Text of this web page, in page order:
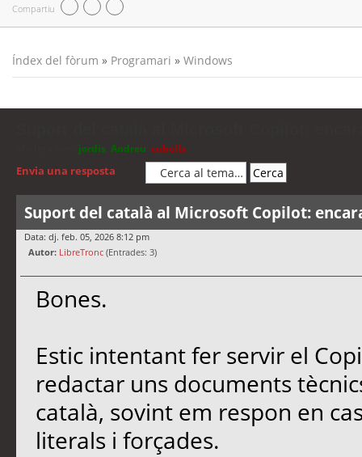
Compartiu
Índex del fòrum » Programari » Windows
jordis Andreu cubells
Envia una resposta
Suport del català al Microsoft Copilot:
Data: dj. feb. 05, 2026 8:12 pm
Autor: LibreTronc (Entrades: 3)
Bones.
Estic intentant fer servir el
redactar uns documents
català, sovint em respon en
literals i forçades.